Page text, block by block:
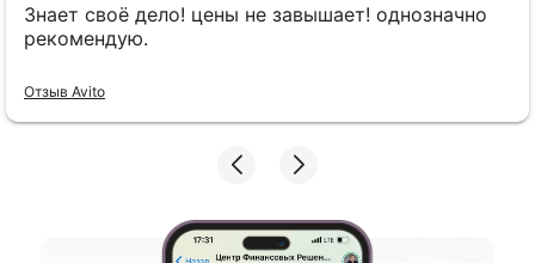
Знает своё дело! цены не завышает! однозначно
рекомендую.
Отзыв Avito